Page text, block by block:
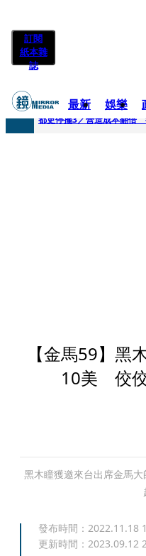
訂閱
紙本雜
誌
最新 娛樂
快訊
【金馬59】黑
10美 佼
黑木瞳獲邀來台出席金馬
發布時間： 2022.11.18
更新時間： 2023.09.12